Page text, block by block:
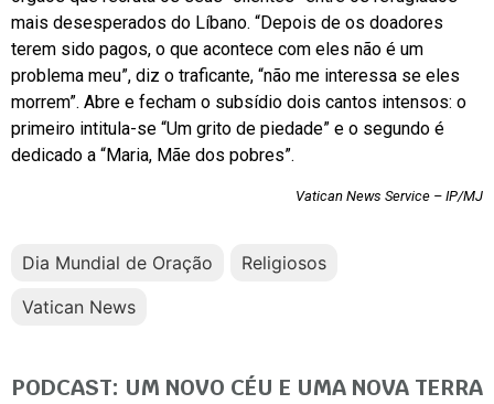
mais desesperados do Líbano. “Depois de os doadores
terem sido pagos, o que acontece com eles não é um
problema meu”, diz o traficante, “não me interessa se eles
morrem”. Abre e fecham o subsídio dois cantos intensos: o
primeiro intitula-se “Um grito de piedade” e o segundo é
dedicado a “Maria, Mãe dos pobres”.
Vatican News Service – IP/MJ
Dia Mundial de Oração
Religiosos
Vatican News
PODCAST: UM NOVO CÉU E UMA NOVA TERRA